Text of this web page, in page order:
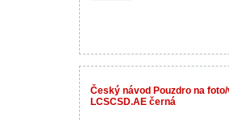
Český návod Pouzdro na
LCSCSD.AE černá